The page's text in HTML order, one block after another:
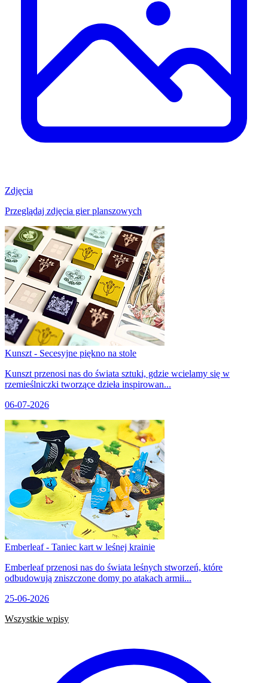
Zdjęcia
Przeglądaj zdjęcia gier planszowych
Kunszt - Secesyjne piękno na stole
Kunszt przenosi nas do świata sztuki, gdzie wcielamy się w
rzemieślniczki tworzące dzieła inspirowan...
06-07-2026
Emberleaf - Taniec kart w leśnej krainie
Emberleaf przenosi nas do świata leśnych stworzeń, które
odbudowują zniszczone domy po atakach armii...
25-06-2026
Wszystkie wpisy